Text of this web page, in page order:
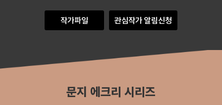
작가파일 관심작가 알림신청
문지 에크리 시리즈